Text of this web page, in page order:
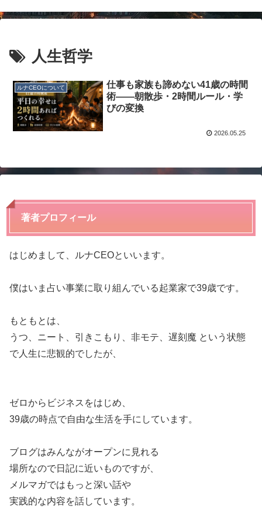
人生哲学
ルナCEOについて
仕事も家族も諦めない41歳の時間
術——朝散歩・2時間ルール・学
びの変換
2026.05.25
著者プロフィール
はじめまして、ルナCEOといいます。
僕はいま占い事業に取り組んでいる起業家で39歳です。
もともとは、
うつ、ニート、引きこもり、非モテ、遅刻魔 という状態
で人生に悲観的でしたが、
ゼロからビジネスをはじめ、
39歳の時点で自由な生活を手にしています。
ブログはみんながオープンに見れる
場所なので日記に近いものですが、
メルマガではもっと深い話や
実践的な内容を話しています。